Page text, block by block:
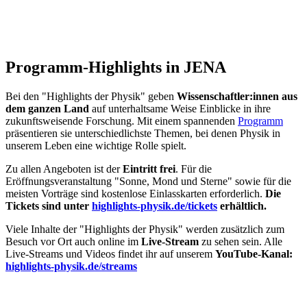
Programm-Highlights in JENA
Bei den "Highlights der Physik" geben Wissenschaftler:innen aus
dem ganzen Land auf unterhaltsame Weise Einblicke in ihre
zukunftsweisende Forschung. Mit einem spannenden Programm
präsentieren sie unterschiedlichste Themen, bei denen Physik in
unserem Leben eine wichtige Rolle spielt.
Zu allen Angeboten ist derEintritt frei. Für die
Eröffnungsveranstaltung "Sonne, Mond und Sterne" sowie für die
meisten Vorträge sind kostenlose Einlasskarten erforderlich. Die
Tickets sind unter highlights-physik.de/tickets erhältlich.
Viele Inhalte der "Highlights der Physik" werden zusätzlich zum
Besuch vor Ort auch online im Live-Stream zu sehen sein. Alle
Live-Streams und Videos findet ihr auf unserem YouTube-Kanal:
highlights-physik.de/streams